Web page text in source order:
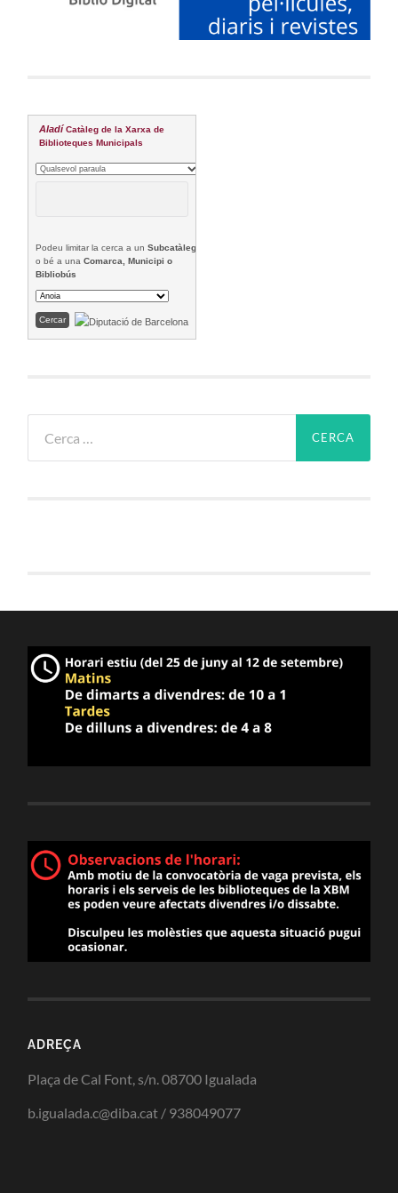
Aladí Catàleg de la Xarxa de
Biblioteques Municipals
Podeu limitar la cerca a unSubcatàleg
o bé a unaComarca, Municipi o
Bibliobús
ADREÇA
Plaça de Cal Font, s/n. 08700 Igualada
b.igualada.c@diba.cat / 938049077